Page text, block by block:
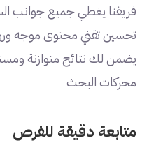
فريقنا يغطي جميع جوانب
تحسين تقني محتوى موجه
يضمن لك نتائج متوازنة
محركات البحث
متابعة دقيقة للفرص